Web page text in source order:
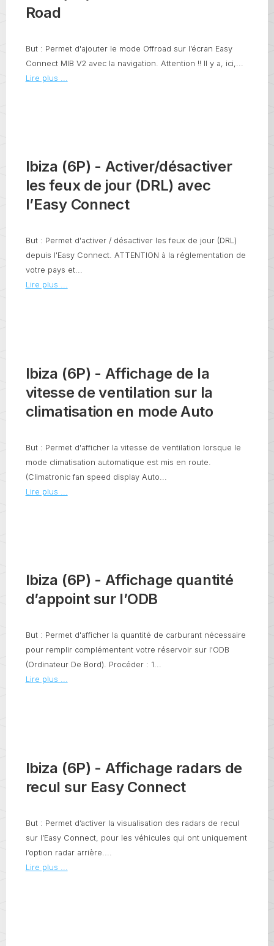
Road
But : Permet d'ajouter le mode Offroad sur l’écran Easy
Connect MIB V2 avec la navigation. Attention !! Il y a, ici,...
Lire plus ...
Ibiza (6P) - Activer/désactiver
les feux de jour (DRL) avec
l’Easy Connect
But : Permet d'activer / désactiver les feux de jour (DRL)
depuis l'Easy Connect. ATTENTION à la réglementation de
votre pays et...
Lire plus ...
Ibiza (6P) - Affichage de la
vitesse de ventilation sur la
climatisation en mode Auto
But : Permet d'afficher la vitesse de ventilation lorsque le
mode climatisation automatique est mis en route.
(Climatronic fan speed display Auto...
Lire plus ...
Ibiza (6P) - Affichage quantité
d’appoint sur l’ODB
But : Permet d'afficher la quantité de carburant nécessaire
pour remplir complémentent votre réservoir sur l'ODB
(Ordinateur De Bord). Procéder : 1...
Lire plus ...
Ibiza (6P) - Affichage radars de
recul sur Easy Connect
But : Permet d’activer la visualisation des radars de recul
sur l’Easy Connect, pour les véhicules qui ont uniquement
l’option radar arrière....
Lire plus ...